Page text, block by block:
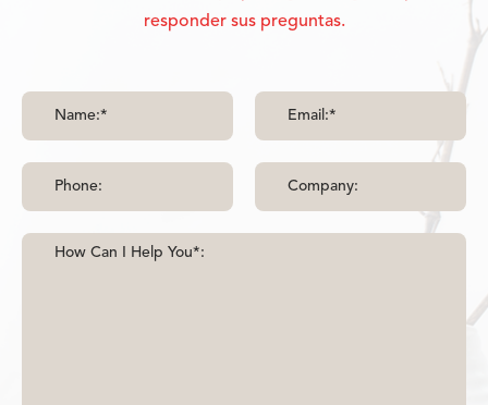
responder sus preguntas.